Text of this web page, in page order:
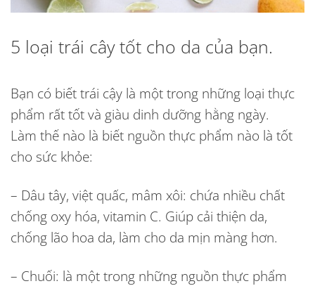
5 loại trái cây tốt cho da của bạn.
Bạn có biết trái cậy là một trong những loại thực
phẩm rất tốt và giàu dinh dưỡng hằng ngày.
Làm thế nào là biết nguồn thực phẩm nào là tốt
cho sức khỏe:
– Dâu tây, việt quấc, mâm xôi: chứa nhiều chất
chống oxy hóa, vitamin C. Giúp cải thiện da,
chống lão hoa da, làm cho da mịn màng hơn.
– Chuối: là một trong những nguồn thực phẩm